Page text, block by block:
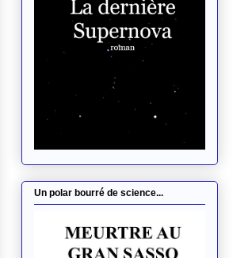
Un polar bourré de science...